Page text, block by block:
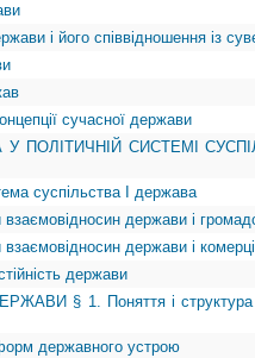
і його співвідношення із
сучасної держави
ПОЛІТИЧНІЙ СИСТЕМІ
суспільства І держава
держави і
держави і
держави
§ 1. Поняття і
державного устрою